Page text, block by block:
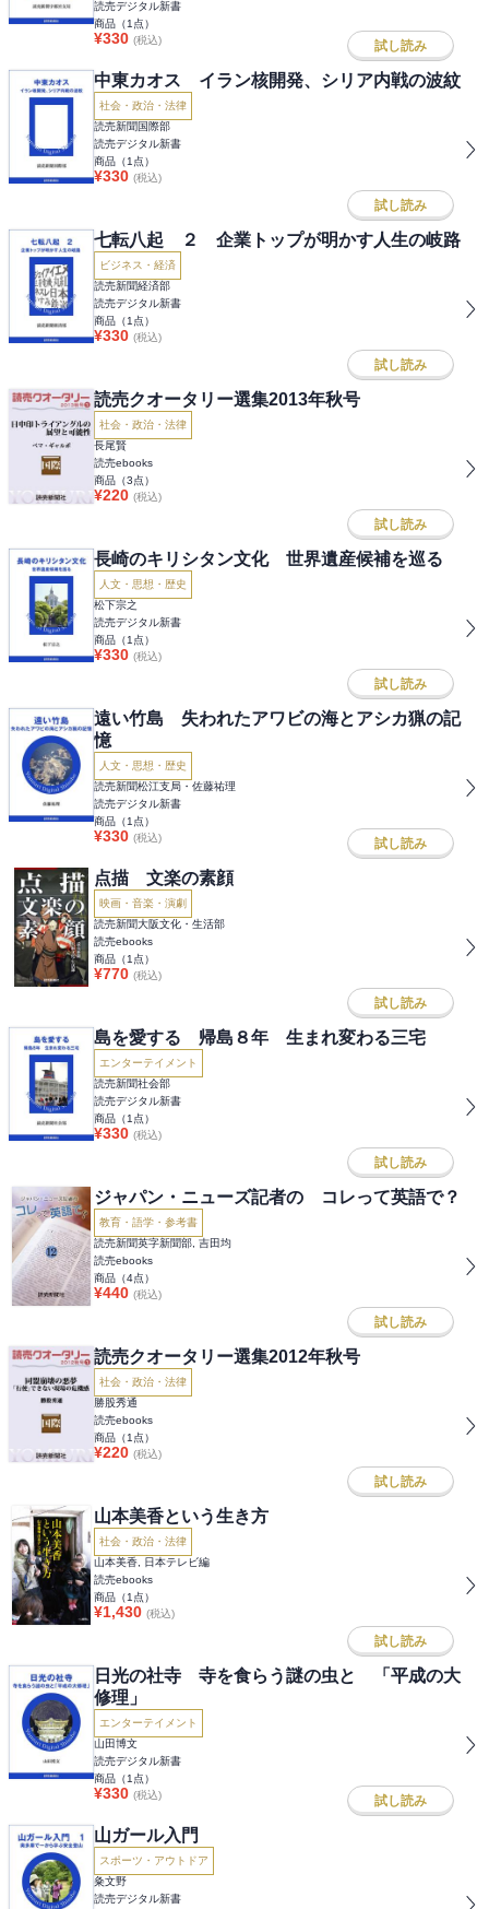
読売デジタル新書
商品（1 点）
¥330 (税込) 試し読み
中東カオス イラン核開発、シリア内戦の波紋
社会・政治・法律
読売新聞国際部
読売デジタル新書
商品（1 点）
¥330 (税込)
試し読み
七転八起 ２ 企業トップが明かす人生の岐路
ビジネス・経済
読売新聞経済部
読売デジタル新書
商品（1 点）
¥330 (税込)
試し読み
読売クオータリー選集2013年秋号
社会・政治・法律
長尾賢
読売ebooks
商品（3点）
¥220 (税込)
試し読み
長崎のキリシタン文化 世界遺産候補を巡る
人文・思想・歴史
松下宗之
読売デジタル新書
商品（1 点）
¥330 (税込)
試し読み
遠い竹島 失われたアワビの海とアシカ猟の記
憶
人文・思想・歴史
読売新聞松江支局・佐藤祐理
読売デジタル新書
商品（1 点）
¥330 (税込) 試し読み
点描 文楽の素顔
映画・音楽・演劇
読売新聞大阪文化・生活部
読売ebooks
商品（1 点）
¥770 (税込)
試し読み
島を愛する 帰島８年 生まれ変わる三宅
エンターテイメント
読売新聞社会部
読売デジタル新書
商品（1 点）
¥330 (税込)
試し読み
ジャパン・ニューズ記者の コレって英語で？
教育・語学・参考書
読売新聞英字新聞部, 吉田均
読売ebooks
商品（4点）
¥440 (税込)
試し読み
読売クオータリー選集2012年秋号
社会・政治・法律
勝股秀通
読売ebooks
商品（1 点）
¥220 (税込)
試し読み
山本美香という生き方
社会・政治・法律
山本美香, 日本テレビ編
読売ebooks
商品（1 点）
¥1,430 (税込)
試し読み
日光の社寺 寺を食らう謎の虫と 「平成の大
修理」
エンターテイメント
山田博文
読売デジタル新書
商品（1 点）
¥330 (税込) 試し読み
山ガール入門
スポーツ・アウトドア
粂文野
読売デジタル新書